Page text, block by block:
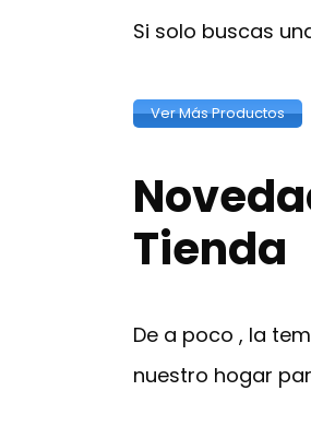
Si solo buscas
Ver Más Productos
Tienda
De a poco , la
nuestro hogar